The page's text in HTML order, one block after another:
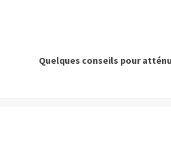
Quelques conseils pour